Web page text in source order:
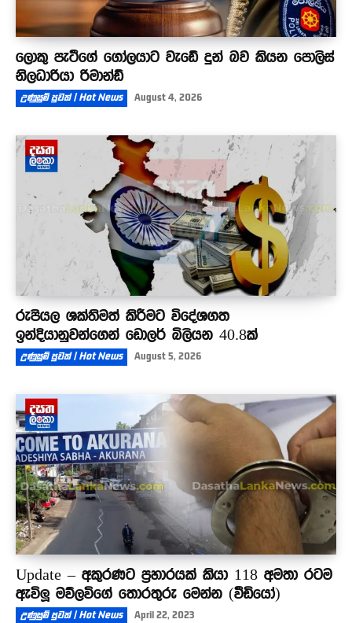
ලොකු පැටීගේ ගෝලයාට වැඩේ දුන් බව කියන පොලිස්
නිලධාරියා රිමාන්ඩ්
උණුසුම් පුවත් | Hot News August 4, 2026
රුපියල ශක්තිමත් කිරීමට විදේශගත
ඉන්දියානුවන්ගෙන් ඩොලර් බිලියන 40.8ක්
උණුසුම් පුවත් | Hot News August 5, 2026
Update – අකුරණට ප්‍රහාරයක් කියා 118 අමතා රටම
ඇවිලූ මව්ලවිගේ තොරතුරු මෙන්න (වීඩියෝ)
උණුසුම් පුවත් | Hot News April 22, 2023